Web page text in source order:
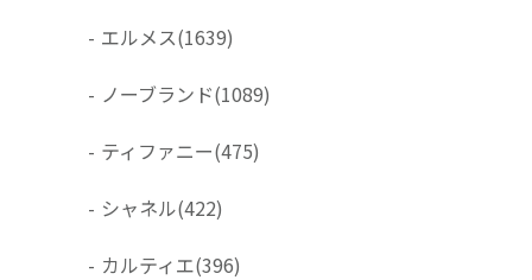
- エルメス(1639)
- ノーブランド(1089)
- ティファニー(475)
- シャネル(422)
- カルティエ(396)